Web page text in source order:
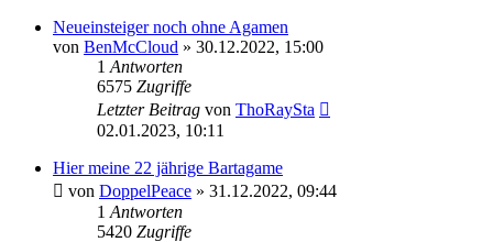
Neueinsteiger noch ohne Agamen
von BenMcCloud » 30.12.2022, 15:00
1 Antworten
6575 Zugriffe
Letzter Beitrag von ThoRaySta
02.01.2023, 10:11
Hier meine 22 jährige Bartagame
von DoppelPeace » 31.12.2022, 09:44
1 Antworten
5420 Zugriffe